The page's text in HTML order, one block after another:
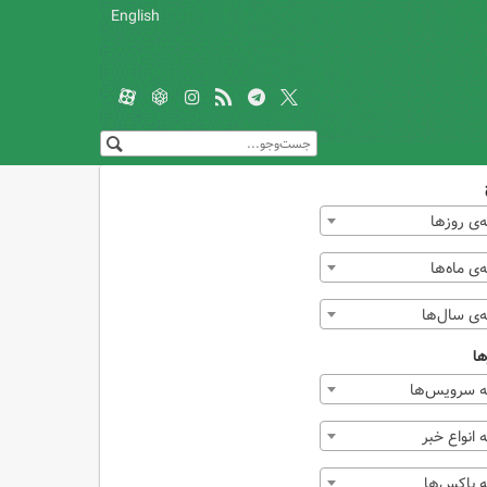
English
روزها
ماه‌ها
سال‌ها
سرویس‌ها
انواع خبر